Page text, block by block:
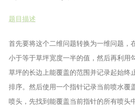
题目描述
首先要将这个二维问题转换为一维问题，
小于等于草坪宽度一半的值，然后再利用
草坪的长边上能覆盖的范围并记录起始终
排序。然后使用一个指针记录当前喷水覆
喷头，先找到能覆盖当前指针的所有喷头